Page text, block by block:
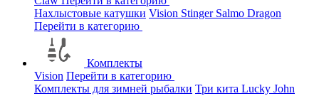
Нахлыстовые катушки Vision Stinger Salmo Dragon
Перейти в категорию
Комплекты
Vision Перейти в категорию
Комплекты для зимней рыбалки Три кита Lucky John